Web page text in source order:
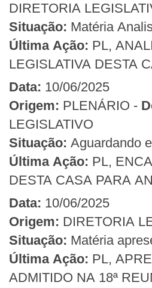
DIRETORIA
Situação: Matéria
Última Ação: PL,
LEGISLATIVA DESTA
Data: 10/06/2025
Origem:
PLENÁRIO -
LEGISLATIVO
Situação: Aguardando
Última Ação: PL,
DESTA CASA PARA
Data: 10/06/2025
Origem:
Situação: Matéria
Última Ação: PL,
ADMITIDO NA 18ª